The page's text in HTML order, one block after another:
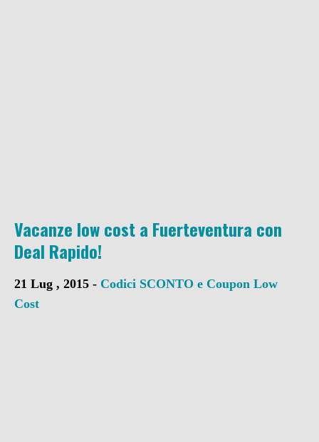
Vacanze low cost a Fuerteventura con
Deal Rapido!
21 Lug , 2015 - Codici SCONTO e Coupon Low
Cost